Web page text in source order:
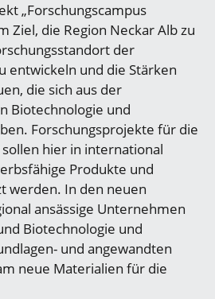
„Forschungscampus
Ziel, die Region Neckar Alb zu
der
entwickeln und die Stärken
die sich aus der
Biotechnologie und
Forschungsprojekte für die
hier in international
Produkte und
werden. In den neuen
ansässige Unternehmen
Biotechnologie und
und angewandten
neue Materialien für die